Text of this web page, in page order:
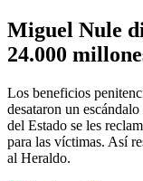
Miguel Nule
24.000
Los beneficios
desataron un
del Estado se les
para las víctimas. Así
al Heraldo.